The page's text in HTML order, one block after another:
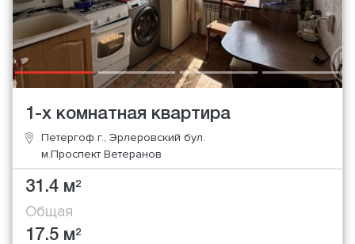
1-х комнатная квартира
Петергоф г., Эрлеровский бул.
м.Проспект Ветеранов
31.4 м2
Общая
17.5 м2